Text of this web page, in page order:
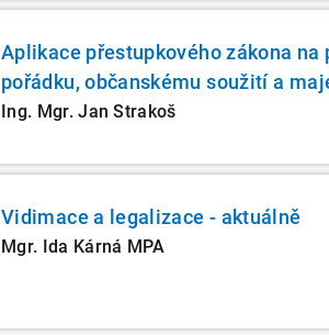
Aplikace přestupkového zákona
pořádku, občanskému soužití a
Ing. Mgr. Jan Strakoš
Vidimace a legalizace - aktuálně
Mgr. Ida Kárná MPA